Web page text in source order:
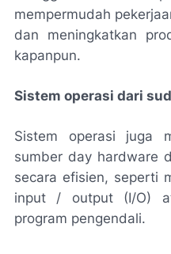
mempermudah
dan meningkatkan
kapanpun.
Sistem operasi dari
Sistem operasi juga
sumber day hardware
secara efisien, seperti
input / output (I/O)
program pengendali.